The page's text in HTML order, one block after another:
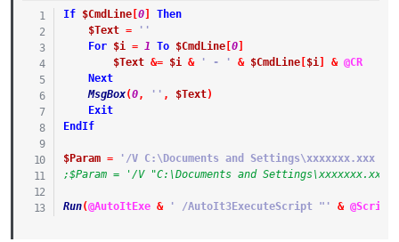
If $CmdLine[ 0]
Then
$Text =
''
For
$i = 1 To $CmdLine[ 0]
$Text &= $i & ' - ' & $CmdLine[ $i] & @CR
Next
MsgBox(0, '' , $Text)
Exit
EndIf
$Param =
'/V C:\Documents and Settings\xxxxxxx.xxx
;$Param = '/V "C:\Documents and
Run(@AutoItExe & ' /AutoIt3ExecuteScript "' &